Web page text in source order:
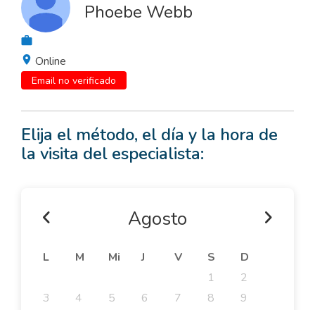
Phoebe Webb
Online
Email no verificado
Elija el método, el día y la hora de
la visita del especialista:
Agosto
L M Mi J V S
D
1
2
3
4 5 6 7 8
9